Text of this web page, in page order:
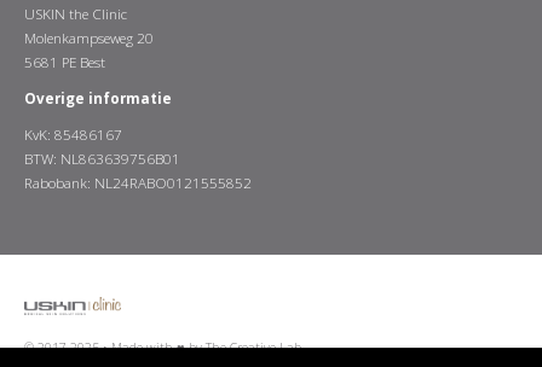
USKIN the Clinic
Molenkampseweg 20
5681 PE Best
Overige informatie
KvK: 85486167
BTW: NL863639756B01
Rabobank: NL24RABO0121555852
© 2017-2025 •Made with ♥ by The Creative Lab